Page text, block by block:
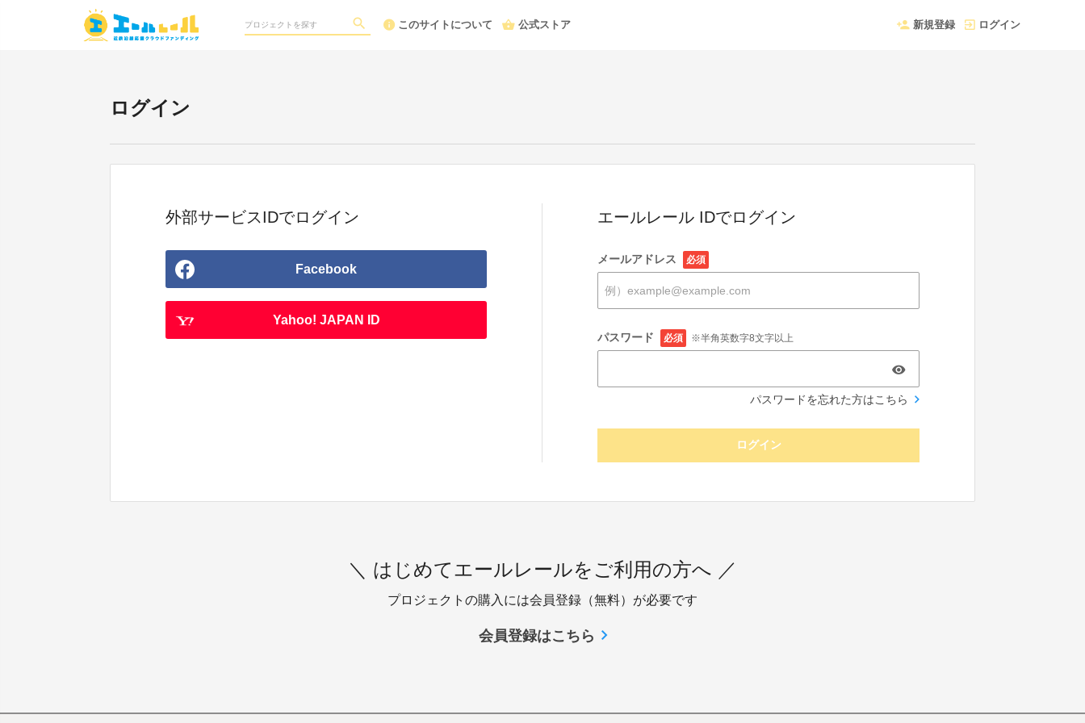
このサイトについて 公式ストア 新規登録 ログイン
ログイン
外部サービスIDでログイン
Facebook
Yahoo! JAPAN ID
エールレール IDでログイン
メールアドレス 必須
パスワード 必須 ※半角英数字8文字以上
パスワードを忘れた方はこちら
ログイン
＼ はじめてエールレールをご利用の方へ ／
プロジェクトの購入には会員登録（無料）が必要です
会員登録はこちら